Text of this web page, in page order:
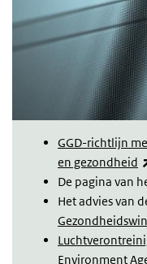
GGD-richtlijn
en gezondheid
De pagina van
Het advies van
Environment